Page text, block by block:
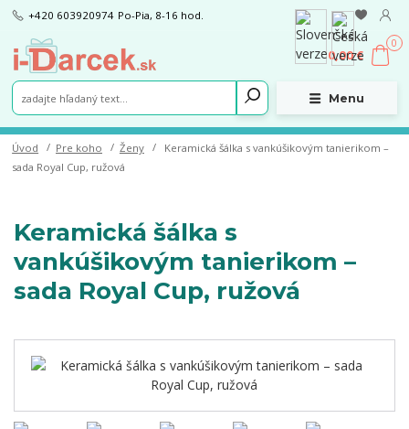
Menu
+420 603920974 Po-Pia, 8-16 hod.
0
0,00 €
Úvod Pre koho Ženy
Keramická šálka s vankúšikovým tanierikom –
sada Royal Cup, ružová
Keramická šálka s
vankúšikovým tanierikom –
sada Royal Cup, ružová